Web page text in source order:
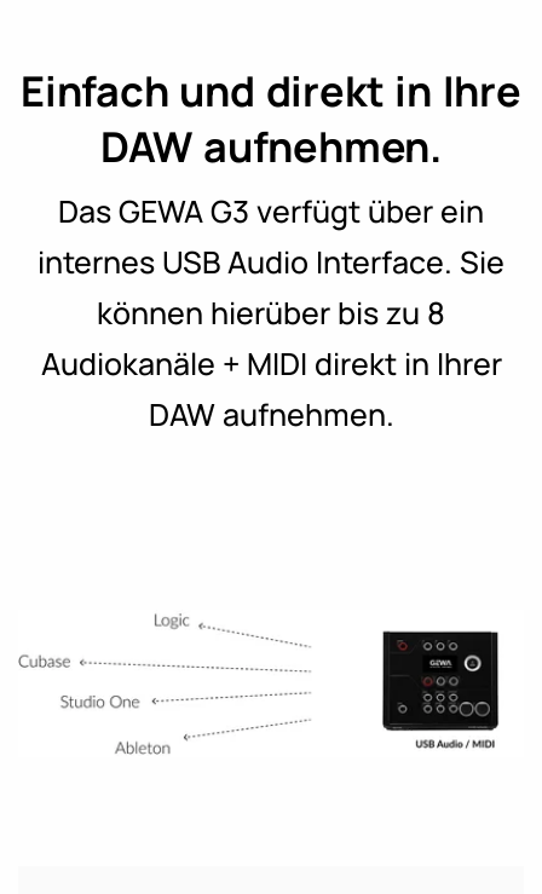
Einfach und direkt in Ihre
DAW aufnehmen.
Das GEWA G3 verfügt über ein
internes USB Audio Interface. Sie
können hierüber bis zu 8
Audiokanäle + MIDI direkt in Ihrer
DAW aufnehmen.